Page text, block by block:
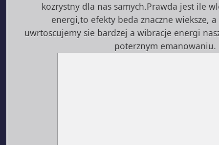
kozrystny dla nas samych.Prawda jest ile
energi,to efekty beda znaczne wieksze,
uwrtoscujemy sie bardzej a wibracje energi
poterznym emanowaniu.